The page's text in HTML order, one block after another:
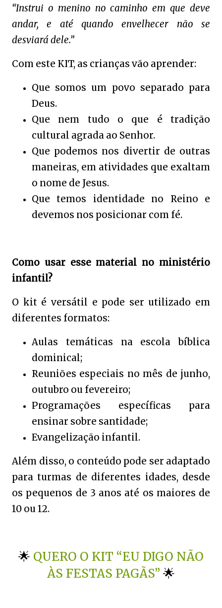
“Instrui o menino no caminho em que deve
andar, e até quando envelhecer não se
desviará dele.”
Com este KIT, as crianças vão aprender:
Que somos um povo separado para
Deus.
Que nem tudo o que é tradição
cultural agrada ao Senhor.
Que podemos nos divertir de outras
maneiras, em atividades que exaltam
o nome de Jesus.
Que temos identidade no Reino e
devemos nos posicionar com fé.
Como usar esse material no ministério
infantil?
O kit é versátil e pode ser utilizado em
diferentes formatos:
Aulas temáticas na escola bíblica
dominical;
Reuniões especiais no mês de junho,
outubro ou fevereiro;
Programações específicas para
ensinar sobre santidade;
Evangelização infantil.
Além disso, o conteúdo pode ser adaptado
para turmas de diferentes idades, desde
os pequenos de 3 anos até os maiores de
10 ou 12.
🌟 QUERO O KIT “EU DIGO NÃO
ÀS FESTAS PAGÃS” 🌟